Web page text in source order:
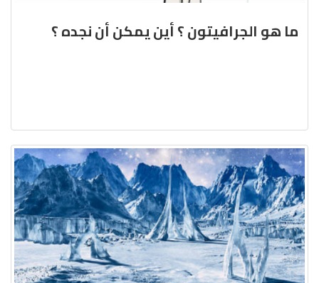
ما هو الجرافيتون ؟ أين يمكن أن نجده ؟